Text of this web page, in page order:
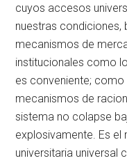
cuyos accesos
nuestras condiciones,
mecanismos de
institucionales como
es conveniente;
mecanismos de
sistema no colapse
explosivamente. Es
universitaria universal